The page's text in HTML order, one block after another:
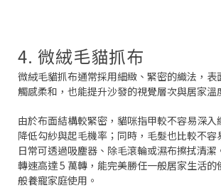
4. 微絨毛貓抓布
微絨毛貓抓布通常採用細緻、緊密的織法，表
觸感柔和，也能提升沙發的視覺層次與居家溫
由於布面結構較緊密，貓咪指甲較不容易深
降低勾紗與起毛機率；同時，毛髮也比較不容
日常可透過吸塵器、除毛滾輪或濕布擦拭清
轉速高達 5 萬轉，能完美勝任一般居家生活
般養寵家庭使用。